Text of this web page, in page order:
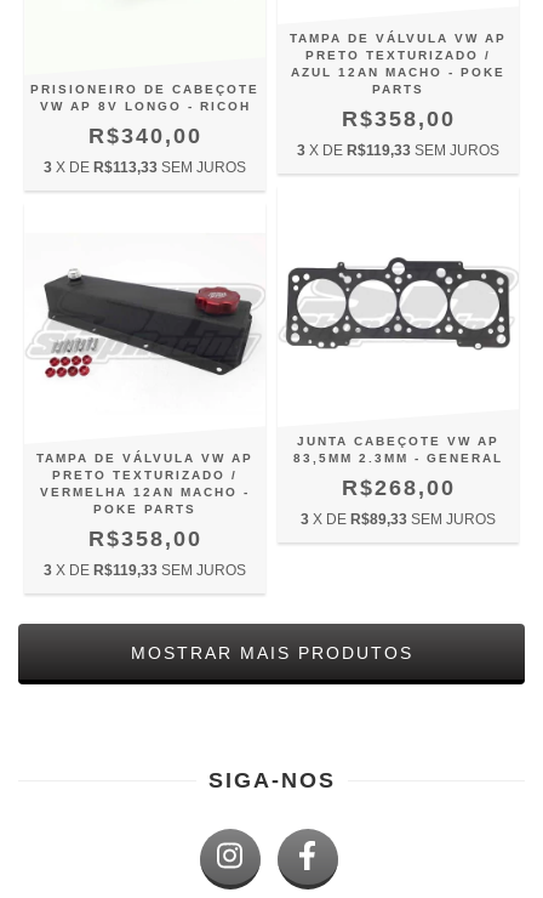
PRISIONEIRO DE CABEÇOTE
VW AP 8V LONGO - RICOH
R$340,00
3 X DE R$113,33 SEM JUROS
TAMPA DE VÁLVULA VW AP
PRETO TEXTURIZADO /
AZUL 12AN MACHO - POKE
PARTS
R$358,00
3 X DE R$119,33 SEM JUROS
TAMPA DE VÁLVULA VW AP
PRETO TEXTURIZADO /
VERMELHA 12AN MACHO -
POKE PARTS
R$358,00
3 X DE R$119,33 SEM JUROS
JUNTA CABEÇOTE VW AP
83,5MM 2.3MM - GENERAL
R$268,00
3 X DE R$89,33 SEM JUROS
MOSTRAR MAIS PRODUTOS
SIGA-NOS